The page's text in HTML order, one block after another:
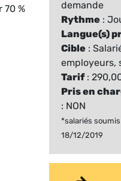
70 %
demande
Rythme :
Langue(s)
Cible :
employeurs,
Tarif:
Pris en
: NON
*salariés soumis
18/12/2019